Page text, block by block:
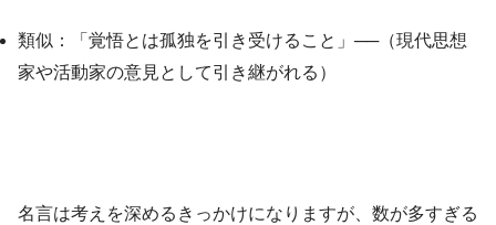
類似：「覚悟とは孤独を引き受けること」──（現代思想
家や活動家の意見として引き継がれる）
名言は考えを深めるきっかけになりますが、数が多すぎる